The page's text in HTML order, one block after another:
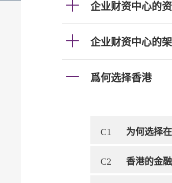
企业财资中心的
企业财资中心的
爲何选择香港
C1 为何选择
C2 香港的金